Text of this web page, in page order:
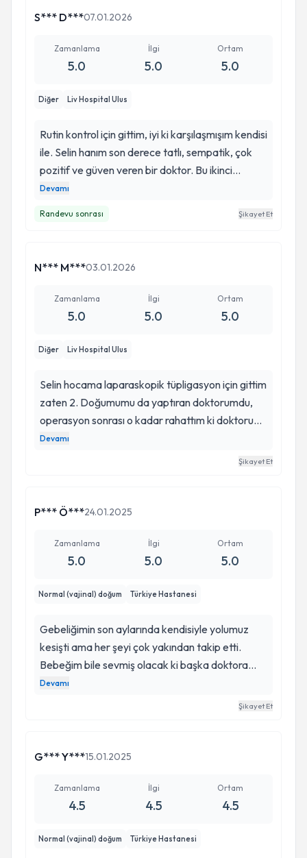
S*** D***07.01.2026
Zamanlama
5.0
İlgi
5.0
Ortam
5.0
Diğer Liv Hospital Ulus
Rutin kontrol için gittim, iyi ki karşılaşmışım kendisi
ile. Selin hanım son derece tatlı, sempatik, çok
pozitif ve güven veren bir doktor. Bu ikinci
gidişimdi; her iki ziyaretimde de sorularımı sabırla
Selin hanıma gitmeye devam edeceğim hep
sağlıkla inşallah. Böyle doktorlarla karşılaşmak
güler yüzüne sonsuz teşekkürler.
Devamı
Randevu sonrası Şikayet Et
N*** M***03.01.2026
Zamanlama
5.0
İlgi
5.0
Ortam
5.0
Diğer Liv Hospital Ulus
Selin hocama laparaskopik tüpligasyon için gittim
zaten 2. Doğumumu da yaptıran doktorumdu,
operasyon sonrası o kadar rahattım ki doktorum
harika. acıklamaları her soruma sabırla cevap
yanımda minnettarım çok çok teşekkür ederim.
Devamı
Şikayet Et
P*** Ö***24.01.2025
Zamanlama
5.0
İlgi
5.0
Ortam
5.0
Normal (vajinal) doğum Türkiye Hastanesi
Gebeliğimin son aylarında kendisiyle yolumuz
kesişti ama her şeyi çok yakından takip etti.
Bebeğim bile sevmiş olacak ki başka doktora
yüzünü göstermezken, Selin hocama her
kontrole gelişimizde çok güzel fotoğraflar verdi.
Devamı
Şikayet Et
G*** Y***15.01.2025
Zamanlama
4.5
İlgi
4.5
Ortam
4.5
Normal (vajinal) doğum Türkiye Hastanesi